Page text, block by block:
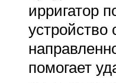
ирригатор
помогает